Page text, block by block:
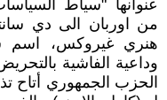
عنوانها "سياط
من اوربان الى دي
هنري غيروكس، اسم
وداعية الفاشية
الحزب الجمهوري